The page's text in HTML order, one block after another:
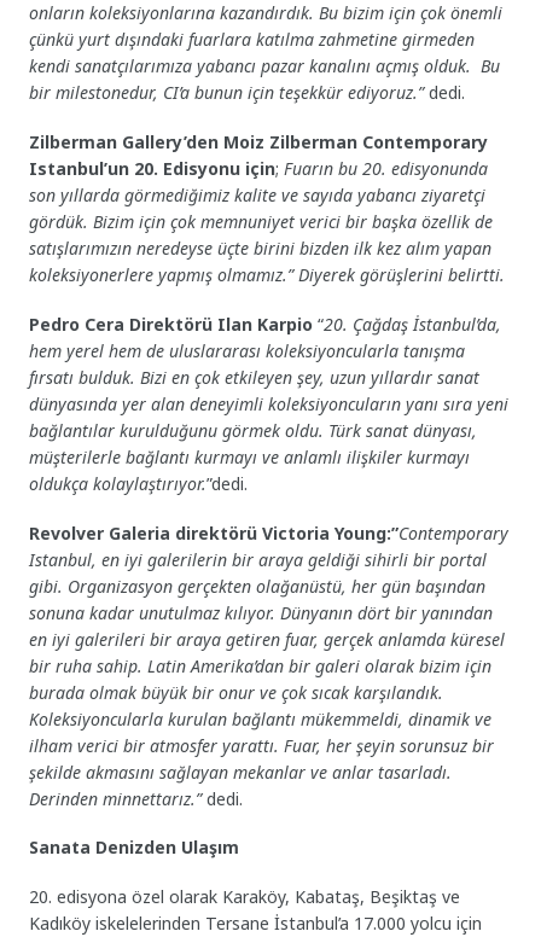
onların koleksiyonlarına kazandırdık. Bu bizim için çok önemli
çünkü yurt dışındaki fuarlara katılma zahmetine girmeden
kendi sanatçılarımıza yabancı pazar kanalını açmış olduk. Bu
bir milestonedur, CI’a bunun için teşekkür ediyoruz.”dedi.
Zilberman Gallery’den Moiz Zilberman Contemporary
Istanbul’un 20. Edisyonu için;Fuarın bu 20. edisyonunda
son yıllarda görmediğimiz kalite ve sayıda yabancı ziyaretçi
gördük. Bizim için çok memnuniyet verici bir başka özellik de
satışlarımızın neredeyse üçte birini bizden ilk kez alım yapan
koleksiyonerlere yapmış olmamız.” Diyerek görüşlerini belirtti.
Pedro Cera Direktörü Ilan Karpio “20. Çağdaş İstanbul’da,
hem yerel hem de uluslararası koleksiyoncularla tanışma
fırsatı bulduk. Bizi en çok etkileyen şey, uzun yıllardır sanat
dünyasında yer alan deneyimli koleksiyoncuların yanı sıra yeni
bağlantılar kurulduğunu görmek oldu. Türk sanat dünyası,
müşterilerle bağlantı kurmayı ve anlamlı ilişkiler kurmayı
oldukça kolaylaştırıyor.”dedi.
Revolver Galeria direktörü Victoria Young:”Contemporary
Istanbul, en iyi galerilerin bir araya geldiği sihirli bir portal
gibi. Organizasyon gerçekten olağanüstü, her gün başından
sonuna kadar unutulmaz kılıyor. Dünyanın dört bir yanından
en iyi galerileri bir araya getiren fuar, gerçek anlamda küresel
bir ruha sahip. Latin Amerika’dan bir galeri olarak bizim için
burada olmak büyük bir onur ve çok sıcak karşılandık.
Koleksiyoncularla kurulan bağlantı mükemmeldi, dinamik ve
ilham verici bir atmosfer yarattı. Fuar, her şeyin sorunsuz bir
şekilde akmasını sağlayan mekanlar ve anlar tasarladı.
Derinden minnettarız.”dedi.
Sanata Denizden Ulaşım
20. edisyona özel olarak Karaköy, Kabataş, Beşiktaş ve
Kadıköy iskelelerinden Tersane İstanbul’a 17.000 yolcu için